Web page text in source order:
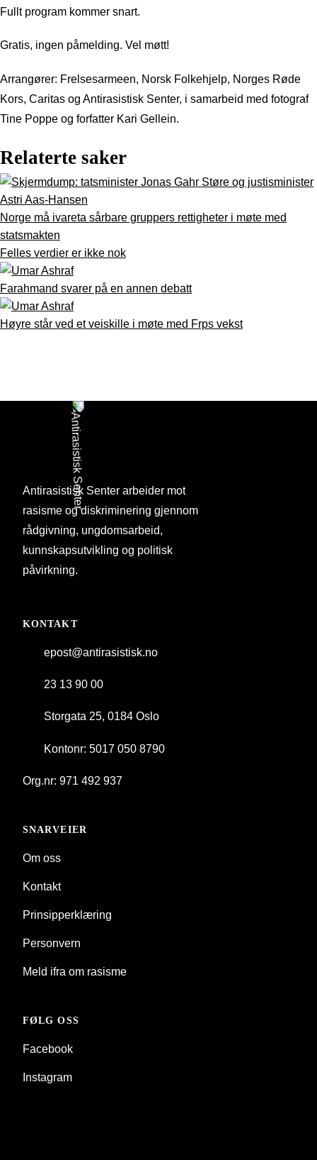
Fullt program kommer snart.
Gratis, ingen påmelding. Vel møtt!
Arrangører: Frelsesarmeen, Norsk Folkehjelp, Norges Røde
Kors, Caritas og Antirasistisk Senter, i samarbeid med fotograf
Tine Poppe og forfatter Kari Gellein.
Relaterte saker
Norge må ivareta sårbare gruppers rettigheter i møte med
statsmakten
Felles verdier er ikke nok
Farahmand svarer på en annen debatt
Høyre står ved et veiskille i møte med Frps vekst
Antirasistisk Senter arbeider mot
rasisme og diskriminering gjennom
rådgivning, ungdomsarbeid,
kunnskapsutvikling og politisk
påvirkning.
KONTAKT
epost@antirasistisk.no
23 13 90 00
Storgata 25, 0184 Oslo
Kontonr: 5017 050 8790
Org.nr: 971 492 937
SNARVEIER
Om oss
Kontakt
Prinsipperklæring
Personvern
Meld ifra om rasisme
FØLG OSS
Facebook
Instagram